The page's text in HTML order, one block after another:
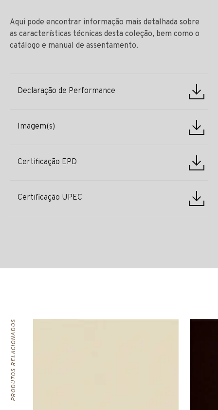
Aqui pode encontrar informação mais detalhada sobre
as características técnicas desta coleção, bem como o
catálogo e manual de assentamento.
Declaração de Performance
Imagem(s)
Certificação EPD
Certificação UPEC
PRODUTOS RELACIONADOS